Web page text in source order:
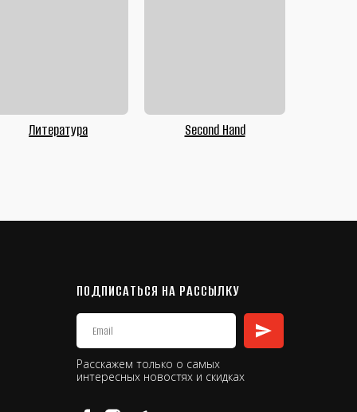
Литература Second Hand
ПОДПИСАТЬСЯ НА РАССЫЛКУ
Расскажем только о самых
интересных новостях и скидках